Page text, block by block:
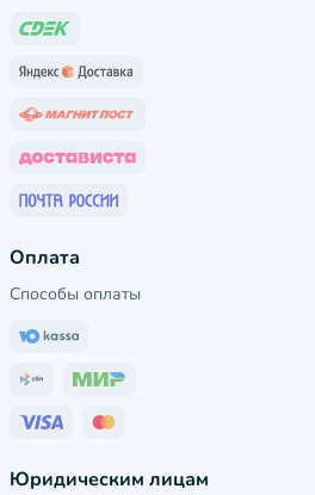
Оплата
Способы оплаты
Юридическим лицам